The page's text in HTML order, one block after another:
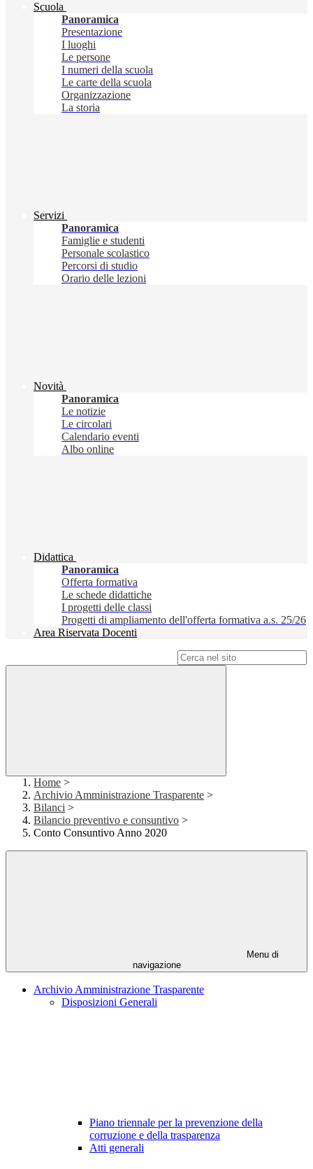
Scuola
Panoramica
Presentazione
I luoghi
Le persone
I numeri della scuola
Le carte della scuola
Organizzazione
La storia
Servizi
Panoramica
Famiglie e studenti
Personale scolastico
Percorsi di studio
Orario delle lezioni
Novità
Panoramica
Le notizie
Le circolari
Calendario eventi
Albo online
Didattica
Panoramica
Offerta formativa
Le schede didattiche
I progetti delle classi
Progetti di ampliamento dell'offerta formativa a.s. 25/26
Area Riservata Docenti
Home >
Archivio Amministrazione Trasparente >
Bilanci >
Bilancio preventivo e consuntivo >
Conto Consuntivo Anno 2020
Menu di
navigazione
Archivio Amministrazione Trasparente
Disposizioni Generali
Piano triennale per la prevenzione della
corruzione e della trasparenza
Atti generali